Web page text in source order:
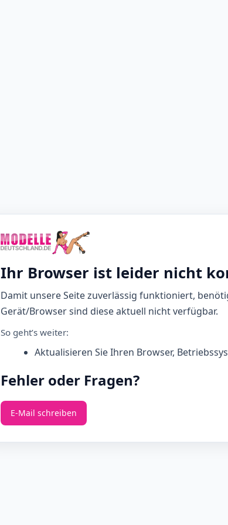
Ihr Browser ist leider nicht
Damit unsere Seite zuverlässig funktioniert,
Gerät/Browser sind diese aktuell nicht verfügbar.
So geht’s weiter:
Aktualisieren Sie Ihren Browser,
Fehler oder Fragen?
E‑Mail schreiben